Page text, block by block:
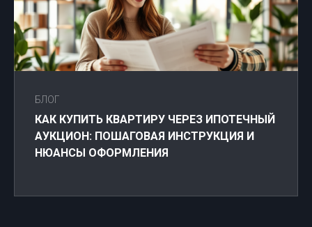
БЛОГ
КАК КУПИТЬ КВАРТИРУ ЧЕРЕЗ ИПОТЕЧНЫЙ
АУКЦИОН: ПОШАГОВАЯ ИНСТРУКЦИЯ И
НЮАНСЫ ОФОРМЛЕНИЯ